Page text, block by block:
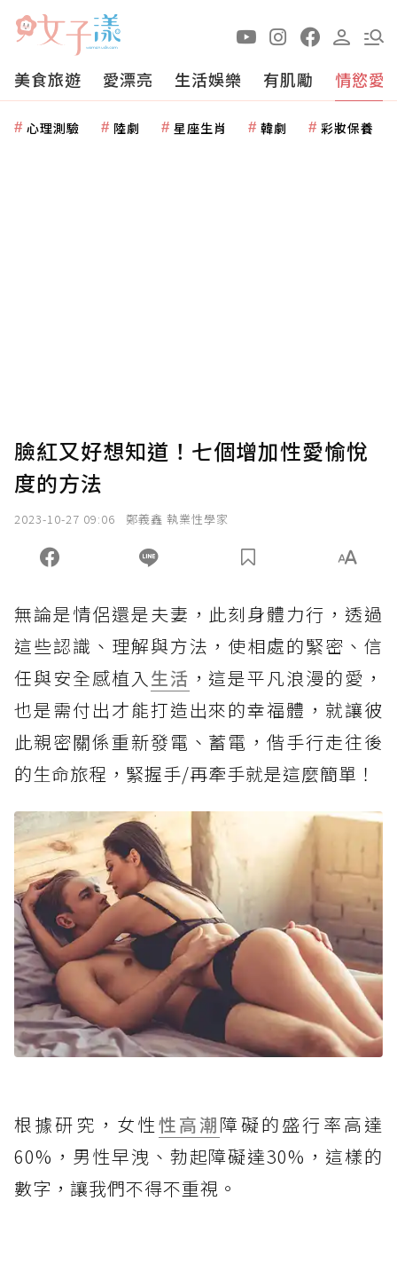
美食旅遊 愛漂亮 生活娛樂 有肌勵 情慾愛
心理測驗 陸劇 星座生肖 韓劇 彩妝保養
臉紅又好想知道！七個增加性愛愉悅
度的方法
2023-10-27 09:06 鄭義鑫 執業性學家
無論是情侶還是夫妻，此刻身體力行，透過
這些認識、理解與方法，使相處的緊密、信
任與安全感植入 生活 ，這是平凡浪漫的愛，
也是需付出才能打造出來的幸福體，就讓彼
此親密關係重新發電、蓄電，偕手行走往後
的生命旅程，緊握手/再牽手就是這麼簡單！
根據研究，女性性高潮障礙的盛行率高達
60%，男性早洩、勃起障礙達30%，這樣的
數字，讓我們不得不重視。